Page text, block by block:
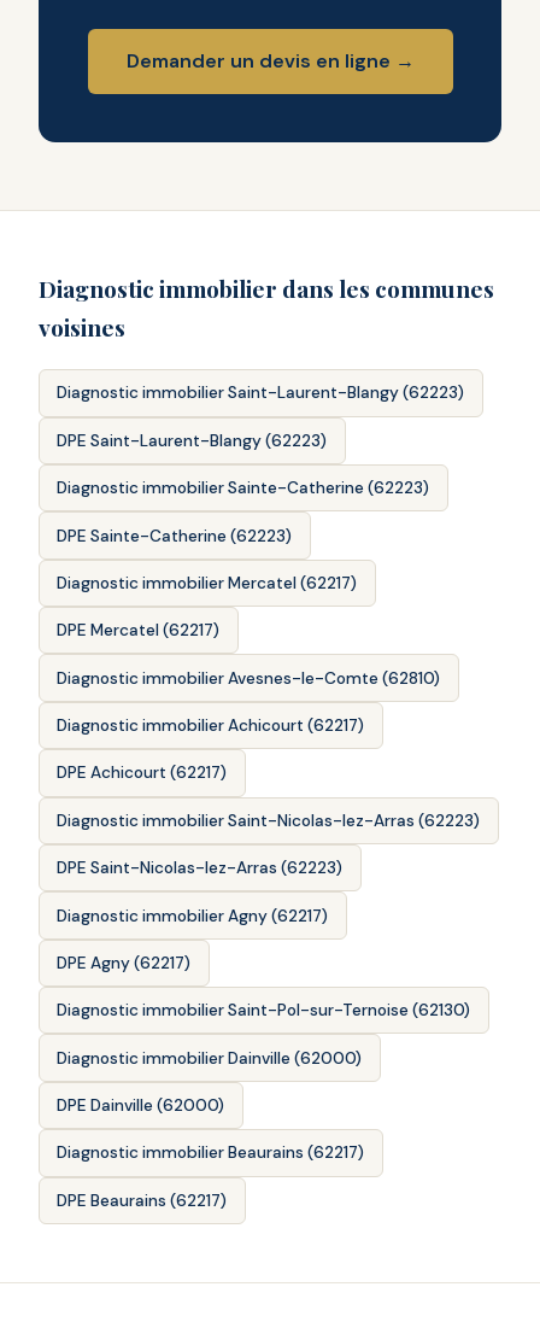
Demander un devis en ligne →
Diagnostic immobilier dans les communes
voisines
Diagnostic immobilier Saint-Laurent-Blangy (62223)
DPE Saint-Laurent-Blangy (62223)
Diagnostic immobilier Sainte-Catherine (62223)
DPE Sainte-Catherine (62223)
Diagnostic immobilier Mercatel (62217)
DPE Mercatel (62217)
Diagnostic immobilier Avesnes-le-Comte (62810)
Diagnostic immobilier Achicourt (62217)
DPE Achicourt (62217)
Diagnostic immobilier Saint-Nicolas-lez-Arras (62223)
DPE Saint-Nicolas-lez-Arras (62223)
Diagnostic immobilier Agny (62217)
DPE Agny (62217)
Diagnostic immobilier Saint-Pol-sur-Ternoise (62130)
Diagnostic immobilier Dainville (62000)
DPE Dainville (62000)
Diagnostic immobilier Beaurains (62217)
DPE Beaurains (62217)